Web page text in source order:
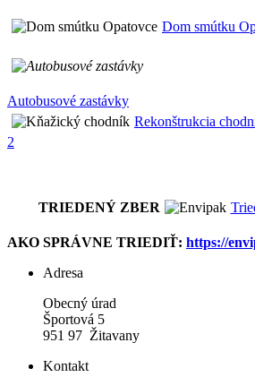
Dom smútku
Autobusové zastávky
Rekonštrukcia
2
TRIEDENÝ ZBER
AKO SPRÁVNE TRIEDIŤ: https://
Adresa
Obecný úrad
Športová 5
951 97 Žitavany
Kontakt